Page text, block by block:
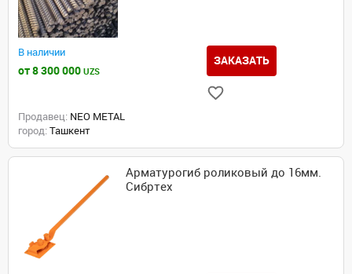
В наличии
от 8 300 000 UZS
ЗАКАЗАТЬ
Продавец: NEO METAL
город: Ташкент
Арматурогиб роликовый до 16мм.
Сибртех